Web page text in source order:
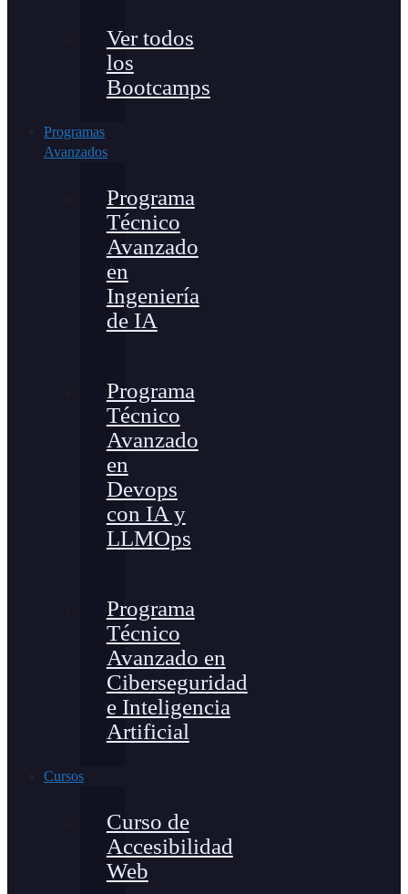
Ver todos
los
Bootcamps
Programas
Avanzados
Programa
Técnico
Avanzado
en
Ingeniería
de IA
Programa
Técnico
Avanzado
en
Devops
con IA y
LLMOps
Programa
Técnico
Avanzado en
Ciberseguridad
e Inteligencia
Artificial
Cursos
Curso de
Accesibilidad
Web